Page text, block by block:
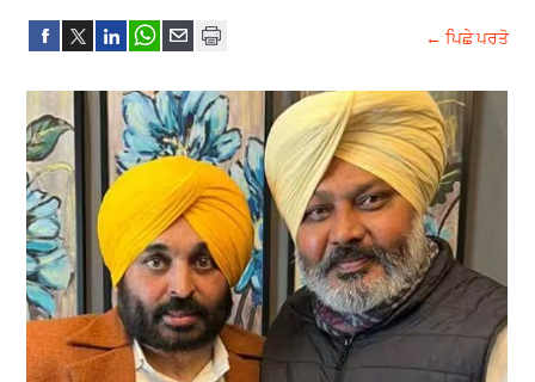
← ਪਿਛੇ ਪਰਤੋ